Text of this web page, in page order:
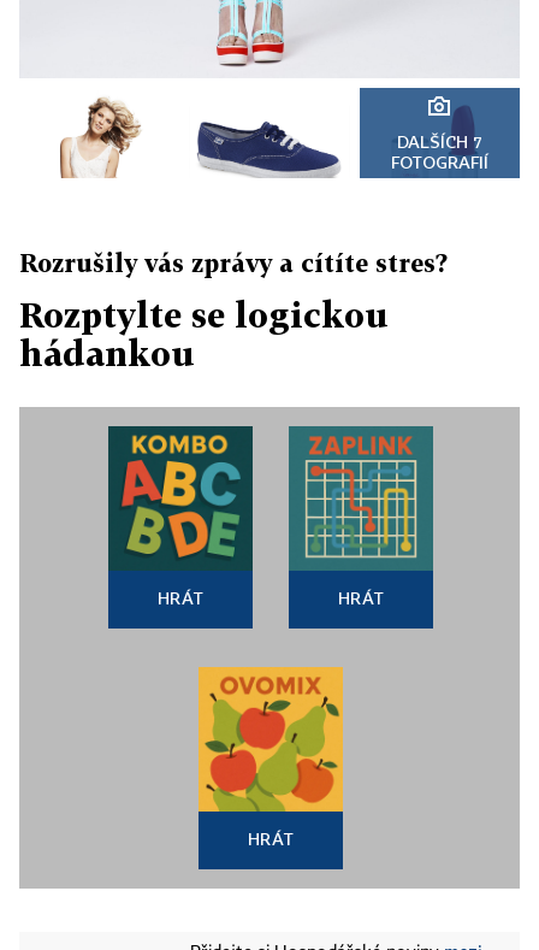
DALŠÍCH 7
FOTOGRAFIÍ
Rozrušily vás zprávy a cítíte stres?
Rozptylte se logickou
hádankou
HRÁT HRÁT
HRÁT